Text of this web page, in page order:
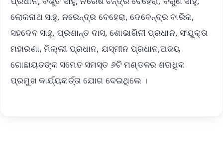
ଲୋକନାଥ ସାହୁ, ନରେନ୍ଦ୍ର ବେହେରା, ଦେବେନ୍ଦ୍ର ବାରିକ,
ସହଦେବ ସାହୁ, ପ୍ରଶାନ୍ତ ଦାସ, ଶୋଭାଗିନୀ ପ୍ରଧାନ, ସଂଯୁକ୍ତା
ମହାରଣା, ମିଲ୍ଲୀ ପ୍ରଧାନ, ଯସ୍ମୀନ ପ୍ରଧାନ,ଅଜୟ
ଗୋଛାୟତଙ୍କ ସମେତ ସମସ୍ତ ୬ଟି ମଣ୍ଡଳର ଶତାଧିକ
ପ୍ରମୁଖ କାର୍ଯ୍ୟକର୍ତ୍ତା ଯୋଗ ଦେଇଥିଲେ ।